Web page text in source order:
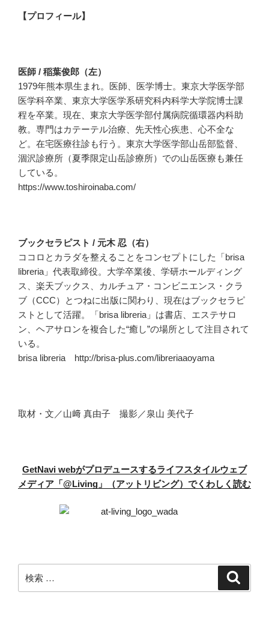
【プロフィール】
医師 / 稲葉俊郎（左）
1979年熊本県生まれ。医師、医学博士。東京大学医学部
医学科卒業、東京大学医学系研究科内科学大学院博士課
程を卒業。現在、東京大学医学部付属病院循環器内科助
教。専門はカテーテル治療、先天性心疾患、心不全な
ど。在宅医療往診も行う。東京大学医学部山岳部監督、
涸沢診療所（夏季限定山岳診療所）での山岳医療も兼任
している。
https://www.toshiroinaba.com/
ブックセラピスト / 元木 忍（右）
ココロとカラダを整えることをコンセプトにした「brisa
libreria」代表取締役。大学卒業後、学研ホールディング
ス、楽天ブックス、カルチュア・コンビニエンス・クラ
ブ（CCC）とつねに出版に関わり、現在はブックセラピ
ストとして活躍。「brisa libreria」は書店、エステサロ
ン、ヘアサロンを複合した“癒し”の場所として注目されて
いる。
brisa libreria http://brisa-plus.com/libreriaaoyama
取材・文／山﨑 真由子 撮影／泉山 美代子
GetNavi webがプロデュースするライフスタイルウェブ
メディア「@Living」（アットリビング）でくわしく読む
索: